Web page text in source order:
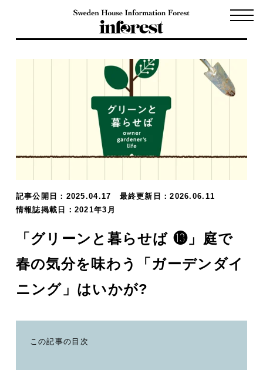
記事公開日：2025.04.17 最終更新日：2026.06.11
情報誌掲載日：2021年3月
「グリーンと暮らせば ⓭」庭で
春の気分を味わう「ガーデンダイ
ニング」はいかが?
この記事の目次